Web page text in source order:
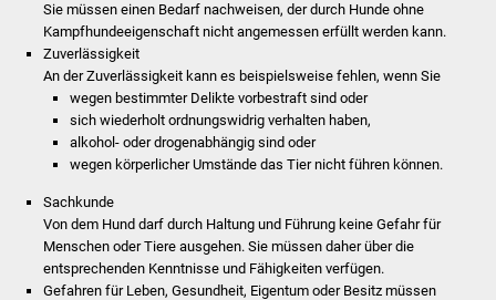
Bürger & Service
Was erledige ich wo
Dienstleistungen
Formulare
Bürgerinfos
Sie müssen einen Bedarf nachweisen, der durch Hunde ohne
Kampfhundeeigenschaft nicht angemessen erfüllt werden kann.
Zuverlässigkeit
An der Zuverlässigkeit kann es beispielsweise fehlen, wenn Sie
wegen bestimmter Delikte vorbestraft sind oder
sich wiederholt ordnungswidrig verhalten haben,
alkohol- oder drogenabhängig sind oder
wegen körperlicher Umstände das Tier nicht führen können.
Sachkunde
Von dem Hund darf durch Haltung und Führung keine Gefahr für
Menschen oder Tiere ausgehen. Sie müssen daher über die
entsprechenden Kenntnisse und Fähigkeiten verfügen.
Gefahren für Leben, Gesundheit, Eigentum oder Besitz müssen